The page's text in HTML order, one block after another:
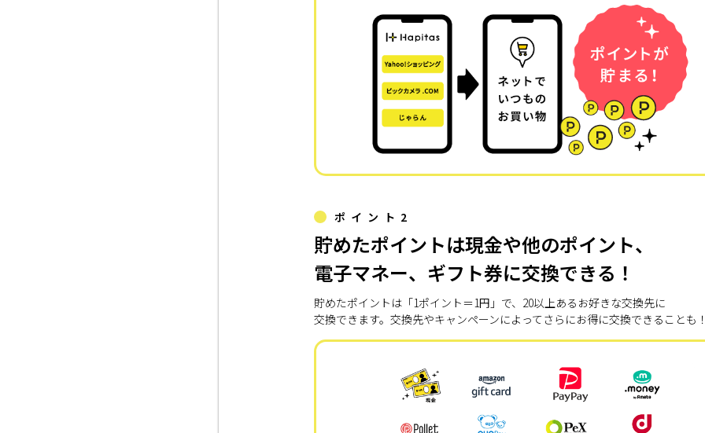
ポイント2
貯めたポイントは現金や他のポイント、
電子マネー、ギフト券に交換できる！
貯めたポイントは「1ポイント＝1円」で、20以上あるお好きな交換先に
交換できます。交換先やキャンペーンによってさらにお得に交換できることも